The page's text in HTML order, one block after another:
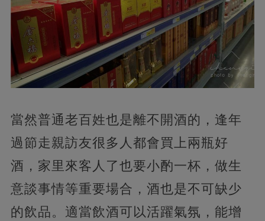
當然普通老百姓也是離不開酒的， 逢年
過節走親訪友很多人都會買上兩瓶好
酒，家里來客人了也要小酌一杯，做生
意談事情等重要場合，酒也是不可缺少
的飲品。適當飲酒可以活躍氣氛，能增